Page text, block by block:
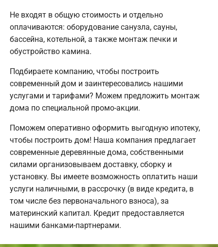
Не входят в общую стоимость и отдельно
оплачиваются: оборудование санузла, сауны,
бассейна, котельной, а также монтаж печки и
обустройство камина.
Подбираете компанию, чтобы построить
современный дом и заинтересовались нашими
услугами и тарифами? Можем предложить монтаж
дома по специальной промо-акции.
Поможем оперативно оформить выгодную ипотеку,
чтобы построить дом! Наша компания предлагает
современные деревянные дома, собственными
силами организовываем доставку, сборку и
установку. Вы имеете возможность оплатить наши
услуги наличными, в рассрочку (в виде кредита, в
том числе без первоначального взноса), за
материнский капитал. Кредит предоставляется
нашими банками-партнерами.